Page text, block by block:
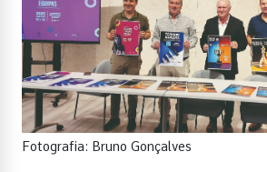
Fotografia: Bruno Gonçalves